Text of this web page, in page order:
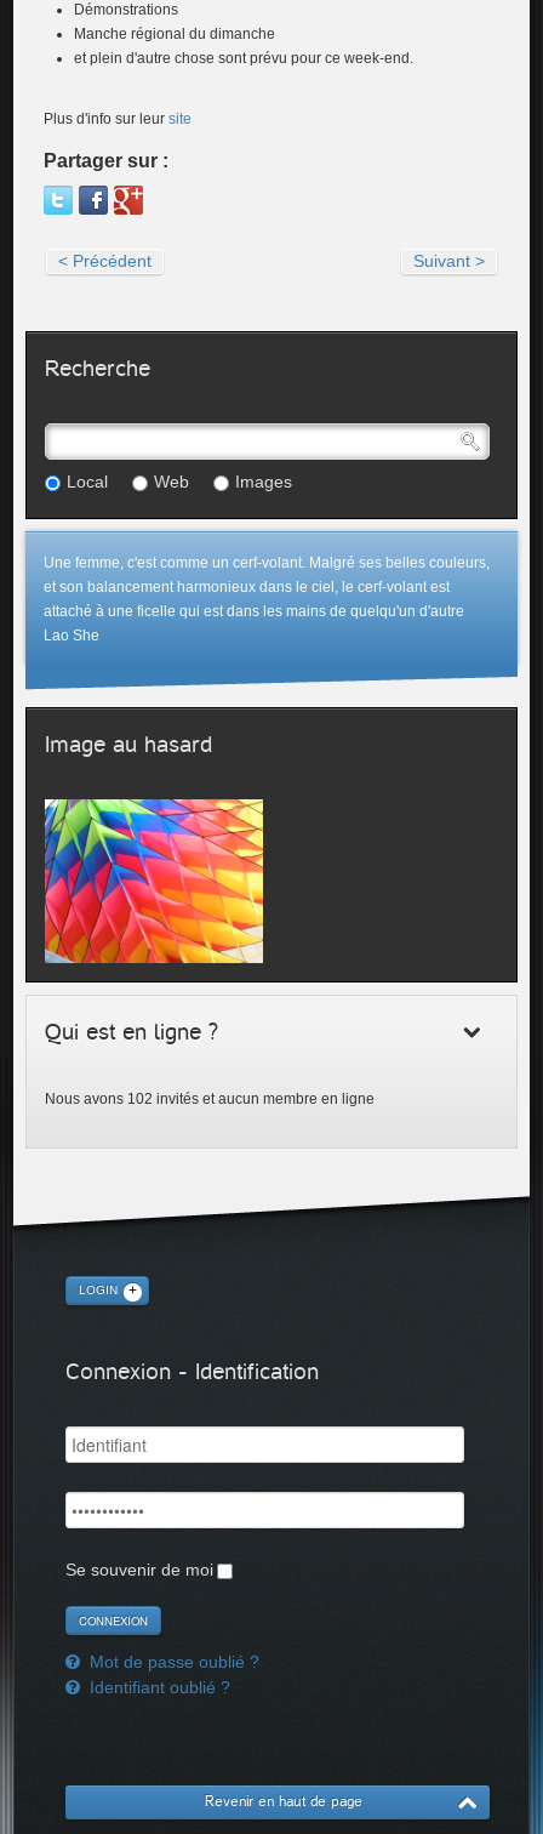
Démonstrations
Manche régional du dimanche
et plein d'autre chose sont prévu pour ce week-end.
Plus d'info sur leursite
Partager sur :
< Précédent Suivant >
Recherche
Local Web Images
Une femme, c'est comme un cerf-volant. Malgré ses belles couleurs,
et son balancement harmonieux dans le ciel, le cerf-volant est
attaché à une ficelle qui est dans les mains de quelqu'un d'autre
Lao She
Image au hasard
Qui est en ligne ?
Nous avons 102 invités et aucun membre en ligne
LOGIN
Connexion - Identification
Se souvenir de moi
Mot de passe oublié ?
Identifiant oublié ?
Revenir en haut de page